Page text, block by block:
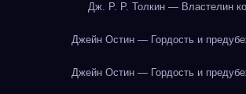
Дж. Р. Р. Толкин — Властелин
Джейн Остин — Гордость и
Джейн Остин — Гордость и